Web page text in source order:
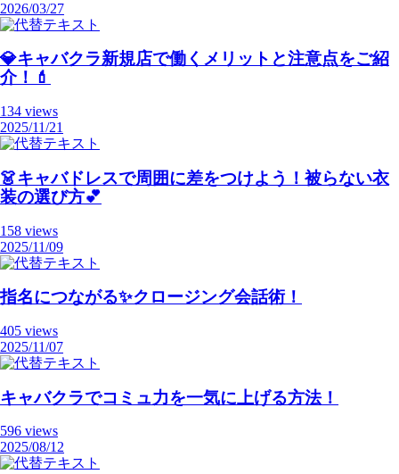
2026/03/27
💎キャバクラ新規店で働くメリットと注意点をご紹
介！💄
134 views
2025/11/21
👗キャバドレスで周囲に差をつけよう！被らない衣
装の選び方💕
158 views
2025/11/09
指名につながる✨クロージング会話術！
405 views
2025/11/07
キャバクラでコミュ力を一気に上げる方法！
596 views
2025/08/12